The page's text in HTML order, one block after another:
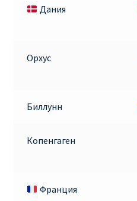
Дания
Орхус
Биллунн
Копенгаген
Франция